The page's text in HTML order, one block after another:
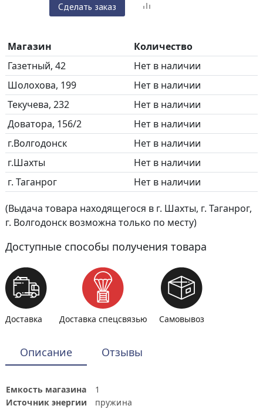
Сделать заказ
Магазин
Количество
Газетный, 42
Нет в наличии
Шолохова, 199
Нет в наличии
Текучева, 232
Нет в наличии
Доватора, 156/2
Нет в наличии
г.Волгодонск
Нет в наличии
г.Шахты
Нет в наличии
г. Таганрог
Нет в наличии
(Выдача товара находящегося в г. Шахты, г. Таганрог,
г. Волгодонск возможна только по месту)
Доступные способы получения товара
Доставка Доставка спецсвязью Самовывоз
Описание Отзывы
Емкость магазина
1
Источник энергии
пружина